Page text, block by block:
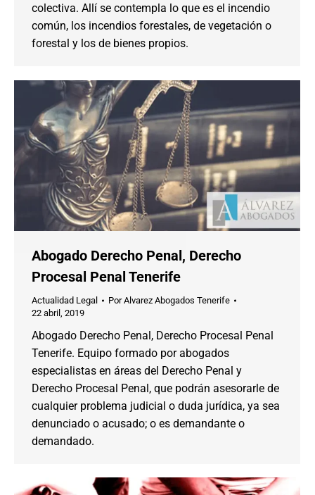
colectiva. Allí se contempla lo que es el incendio
común, los incendios forestales, de vegetación o
forestal y los de bienes propios.
Abogado Derecho Penal, Derecho
Procesal Penal Tenerife
Actualidad Legal PorAlvarez Abogados Tenerife
22 abril, 2019
Abogado Derecho Penal, Derecho Procesal Penal
Tenerife. Equipo formado por abogados
especialistas en áreas del Derecho Penal y
Derecho Procesal Penal, que podrán asesorarle de
cualquier problema judicial o duda jurídica, ya sea
denunciado o acusado; o es demandante o
demandado.